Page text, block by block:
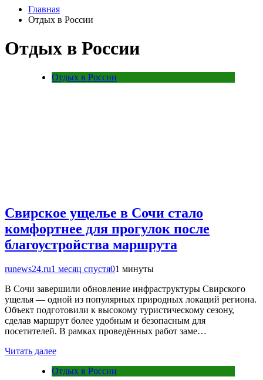
Главная
Отдых в России
Отдых в России
Отдых в России
Свирское ущелье в Сочи стало
комфортнее для прогулок после
благоустройства маршрута
runews24.ru1 месяц спустя01 минуты
В Сочи завершили обновление инфраструктуры Свирского
ущелья — одной из популярных природных локаций региона.
Объект подготовили к высокому туристическому сезону,
сделав маршрут более удобным и безопасным для
посетителей. В рамках проведённых работ заме…
Читать далее
Отдых в России